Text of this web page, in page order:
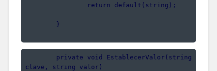
                return default(string);
        }
clave, string valor)